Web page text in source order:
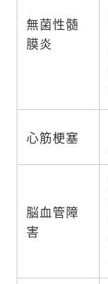
無菌性髄
膜炎
心筋梗塞
脳血管障
害